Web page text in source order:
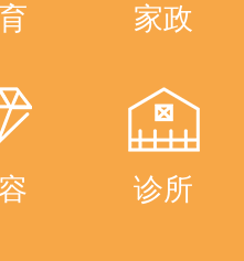
家政
诊所